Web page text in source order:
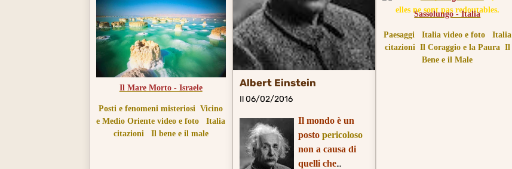
Il Mare Morto - Israele
Posti e fenomeni misteriosi
Vicino
e Medio Oriente video e foto
Italia
citazioni
Il bene e il male
Albert Einstein
Il 06/02/2016
Il mondo è un
posto pericoloso
non a causa di
quelli che
elles ne sont pas redoutables.
Sassolungo - Italia
Paesaggi Italia video e foto
Italia
citazioni Il Coraggio e la Paura Il
Bene e il Male